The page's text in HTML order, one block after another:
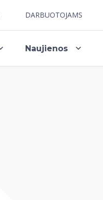
DARBUOTOJAMS
Naujienos